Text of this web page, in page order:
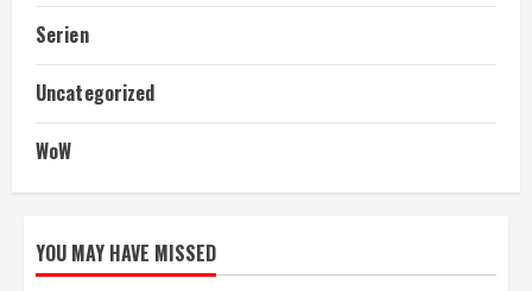
Serien
Uncategorized
WoW
YOU MAY HAVE MISSED